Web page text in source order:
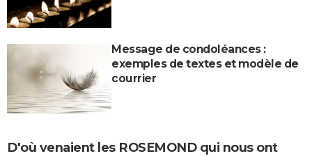
Message de condoléances :
exemples de textes et modèle de
courrier
D'où venaient les ROSEMOND qui nous ont